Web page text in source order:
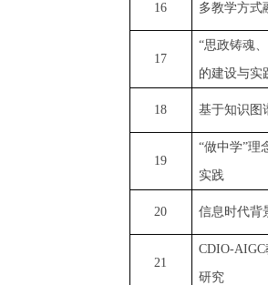
16 多教学方式
17
“思政铸魂
的建设与实
18 基于知识图
19
“做中学”理
实践
20 信息时代背
21
CDIO-
研究